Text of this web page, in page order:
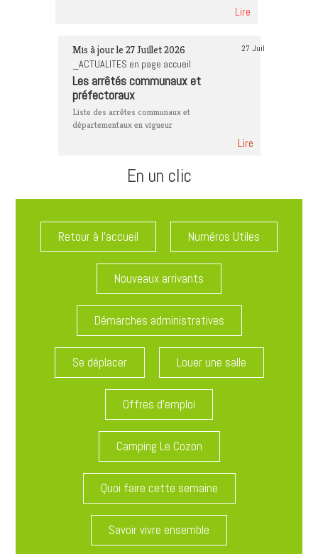
Lire
Mis à jour le 27 Juillet 2026
_ACTUALITES en page accueil
Les arrêtés communaux et
préfectoraux
Liste des arrêtes communaux et
départementaux en vigueur
Lire
27 Juil
En un clic
Retour à l'accueil Numéros Utiles
Nouveaux arrivants
Démarches administratives
Se déplacer Louer une salle
Offres d'emploi
Camping Le Cozon
Quoi faire cette semaine
Savoir vivre ensemble